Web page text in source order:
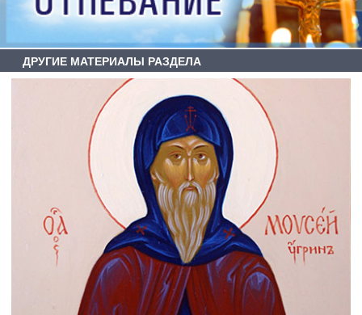
ДРУГИЕ МАТЕРИАЛЫ РАЗДЕЛА